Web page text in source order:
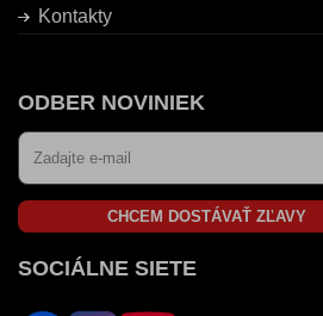
Kontakty
ODBER NOVINIEK
CHCEM DOSTÁVAŤ ZĽAVY
SOCIÁLNE SIETE